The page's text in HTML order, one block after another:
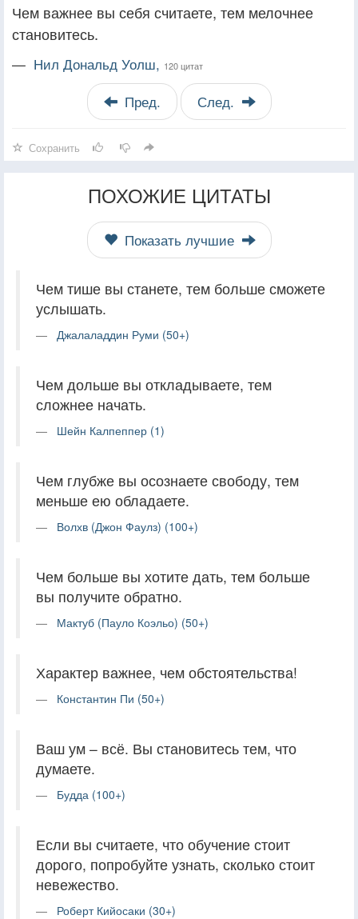
Чем важнее вы себя считаете, тем мелочнее
становитесь.
— Нил Дональд Уолш, 120 цитат
Пред. След.
Сохранить
ПОХОЖИЕ ЦИТАТЫ
Показать лучшие
Чем тише вы станете, тем больше сможете
услышать.
Джалаладдин Руми (50+)
Чем дольше вы откладываете, тем
сложнее начать.
Шейн Калпеппер (1)
Чем глубже вы осознаете свободу, тем
меньше ею обладаете.
Волхв (Джон Фаулз) (100+)
Чем больше вы хотите дать, тем больше
вы получите обратно.
Мактуб (Пауло Коэльо) (50+)
Характер важнее, чем обстоятельства!
Константин Пи (50+)
Ваш ум – всё. Вы становитесь тем, что
думаете.
Будда (100+)
Если вы считаете, что обучение стоит
дорого, попробуйте узнать, сколько стоит
невежество.
Роберт Кийосаки (30+)